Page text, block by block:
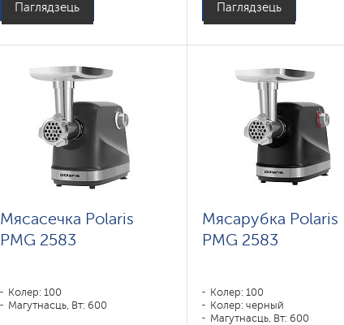
Паглядзець Паглядзець
Мясасечка Polaris
PMG 2583
Колер: 100
Магутнасць, Вт: 600
Мясарубка Polaris
PMG 2583
Колер: 100
Колер: черный
Магутнасць, Вт: 600